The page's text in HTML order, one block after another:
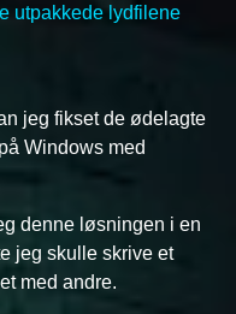
utpakkede lydfilene
jeg fikset de ødelagte
Windows med
denne løsningen i en
jeg skulle skrive et
med andre.